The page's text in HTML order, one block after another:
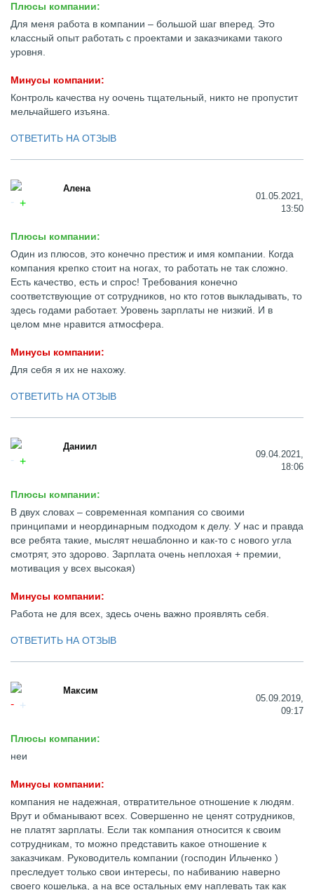
Плюсы компании:
Для меня работа в компании – большой шаг вперед. Это
классный опыт работать с проектами и заказчиками такого
уровня.
Минусы компании:
Контроль качества ну оочень тщательный, никто не пропустит
мельчайшего изъяна.
ОТВЕТИТЬ НА ОТЗЫВ
Алена
01.05.2021,
13:50
Плюсы компании:
Один из плюсов, это конечно престиж и имя компании. Когда
компания крепко стоит на ногах, то работать не так сложно.
Есть качество, есть и спрос! Требования конечно
соответствующие от сотрудников, но кто готов выкладывать, то
здесь годами работает. Уровень зарплаты не низкий. И в
целом мне нравится атмосфера.
Минусы компании:
Для себя я их не нахожу.
ОТВЕТИТЬ НА ОТЗЫВ
Даниил
09.04.2021,
18:06
Плюсы компании:
В двух словах – современная компания со своими
принципами и неординарным подходом к делу. У нас и правда
все ребята такие, мыслят нешаблонно и как-то с нового угла
смотрят, это здорово. Зарплата очень неплохая + премии,
мотивация у всех высокая)
Минусы компании:
Работа не для всех, здесь очень важно проявлять себя.
ОТВЕТИТЬ НА ОТЗЫВ
Максим
05.09.2019,
09:17
Плюсы компании:
неи
Минусы компании:
компания не надежная, отвратительное отношение к людям.
Врут и обманывают всех. Совершенно не ценят сотрудников,
не платят зарплаты. Если так компания относится к своим
сотрудникам, то можно представить какое отношение к
заказчикам. Руководитель компании (господин Ильченко )
преследует только свои интересы, по набиванию наверно
своего кошелька, а на все остальных ему наплевать так как